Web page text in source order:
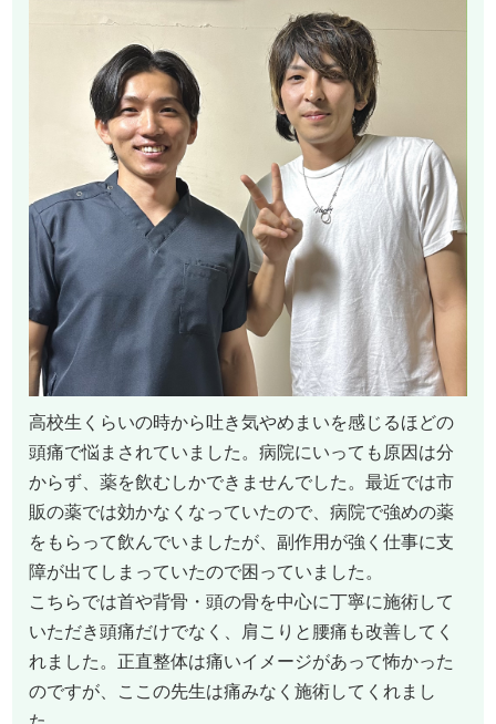
高校生くらいの時から吐き気やめまいを感じるほどの
頭痛で悩まされていました。病院にいっても原因は分
からず、薬を飲むしかできませんでした。最近では市
販の薬では効かなくなっていたので、病院で強めの薬
をもらって飲んでいましたが、副作用が強く仕事に支
障が出てしまっていたので困っていました。
こちらでは首や背骨・頭の骨を中心に丁寧に施術して
いただき頭痛だけでなく、肩こりと腰痛も改善してく
れました。正直整体は痛いイメージがあって怖かった
のですが、ここの先生は痛みなく施術してくれまし